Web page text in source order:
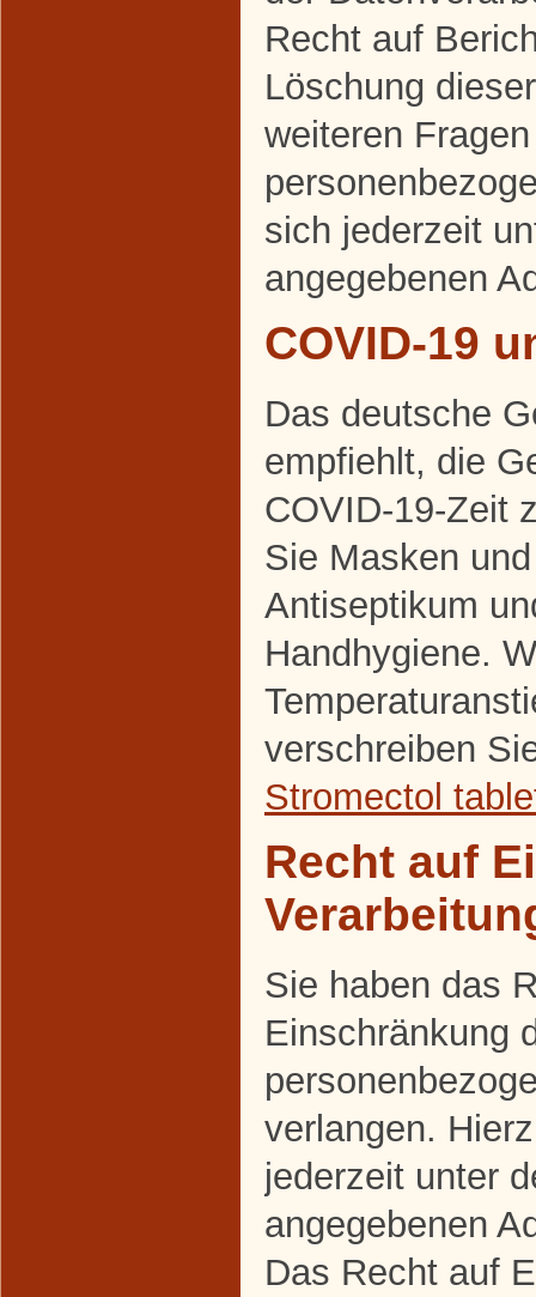
Recht auf
Löschung
weiteren
sich jederzeit
angegebenen
COVID-19
Das deutsche
empfiehlt, die
COVID-19-Zeit
Sie Masken
Antiseptikum
Handhygiene.
verschreiben
Stromectol
Recht auf
Sie haben das
Einschränkung
verlangen.
jederzeit unter
angegebenen
Das Recht auf